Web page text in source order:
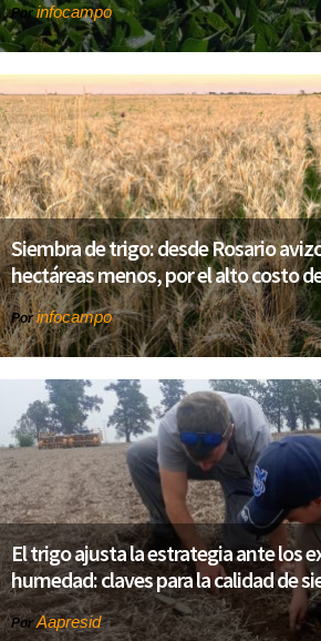
Porinfocampo
Siembra de trigo: desde Rosario
hectáreas menos, por el alto costo
Porinfocampo
El trigo ajusta la estrategia ante los
humedad: claves para la calidad de
PorAapresid